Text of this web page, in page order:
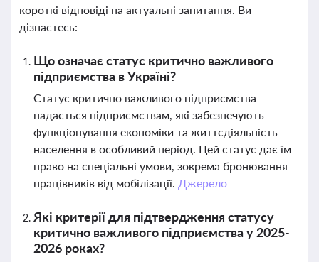
короткі відповіді на актуальні запитання. Ви
дізнаєтесь:
Що означає статус критично важливого
підприємства в Україні?
Статус критично важливого підприємства
надається підприємствам, які забезпечують
функціонування економіки та життєдіяльність
населення в особливий період. Цей статус дає їм
право на спеціальні умови, зокрема бронювання
працівників від мобілізації. Джерело
Які критерії для підтвердження статусу
критично важливого підприємства у 2025-
2026 роках?